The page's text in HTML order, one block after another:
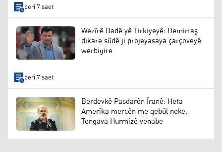
berî 7 saet
Wezîrê Dadê yê Tirkiyeyê: Demirtaş
dikare sûdê ji projeyasaya çarçoveyê
werbigire
berî 7 saet
Berdevkê Pasdarên Îranê: Heta
Amerîka mercên me qebûl neke,
Tengava Hurmizê venabe